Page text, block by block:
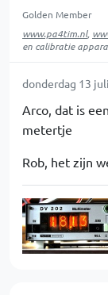
Golden Member
www.pa4tim.nl,
en calibratie
donderdag 13
Arco, dat is
metertje
Rob, het zijn